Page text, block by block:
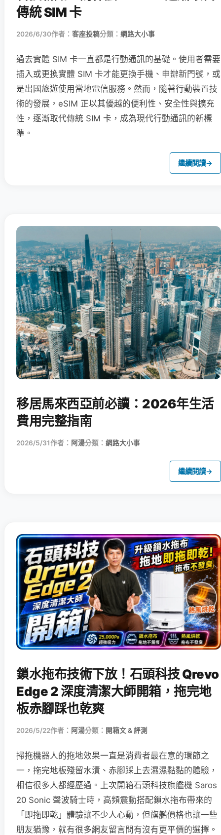
傳統 SIM 卡
2026/6/30作者： 客座投稿分類： 網路大小事
過去實體 SIM 卡一直都是行動通訊的基礎。使用者需要
插入或更換實體 SIM 卡才能更換手機、申辦新門號，或
是出國旅遊使用當地電信服務。然而，隨著行動裝置技
術的發展，eSIM 正以其優越的便利性、安全性與擴充
性，逐漸取代傳統 SIM 卡，成為現代行動通訊的新標
準。
繼續閱讀→
移居馬來西亞前必讀：2026年生活
費用完整指南
2026/5/31作者： 阿湯分類： 網路大小事
繼續閱讀→
鎖水拖布技術下放！石頭科技 Qrevo
Edge 2 深度清潔大師開箱，拖完地
板赤腳踩也乾爽
2026/5/22作者： 阿湯分類： 開箱文 & 評測
掃拖機器人的拖地效果一直是消費者最在意的環節之
一，拖完地板殘留水漬、赤腳踩上去濕濕黏黏的體驗，
相信很多人都經歷過。上次開箱石頭科技旗艦機 Saros
20 Sonic 聲波騎士時，高頻震動搭配鎖水拖布帶來的
「即拖即乾」體驗讓不少人心動，但旗艦價格也讓一些
朋友猶豫，就有很多網友留言問有沒有更平價的選擇。